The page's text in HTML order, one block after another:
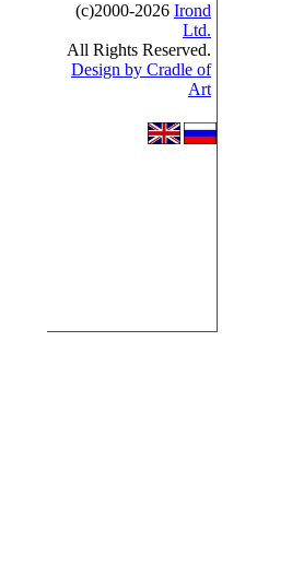
(с)2000-2026 Irond
Ltd.
All Rights Reserved.
Design by Cradle of
Art